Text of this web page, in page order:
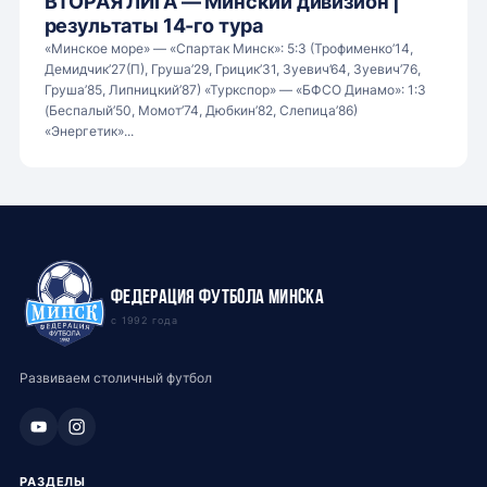
результаты 14-го тура
«Минское море» — «Спартак Минск»: 5:3 (Трофименко’14,
Демидчик’27(П), Груша’29, Грицик’31, Зуевич’64, Зуевич’76,
Груша’85, Липницкий’87) «Туркспор» — «БФСО Динамо»: 1:3
(Беспалый’50, Момот’74, Дюбкин’82, Слепица’86)
«Энергетик»...
Федерация футбола Минска
с 1992 года
Развиваем столичный футбол
РАЗДЕЛЫ